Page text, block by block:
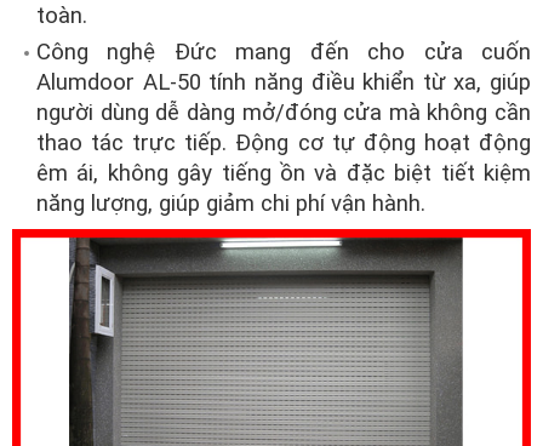
toàn.
Công nghệ Đức mang đến cho cửa cuốn
Alumdoor AL-50 tính năng điều khiển từ xa, giúp
người dùng dễ dàng mở/đóng cửa mà không cần
thao tác trực tiếp. Động cơ tự động hoạt động
êm ái, không gây tiếng ồn và đặc biệt tiết kiệm
năng lượng, giúp giảm chi phí vận hành.